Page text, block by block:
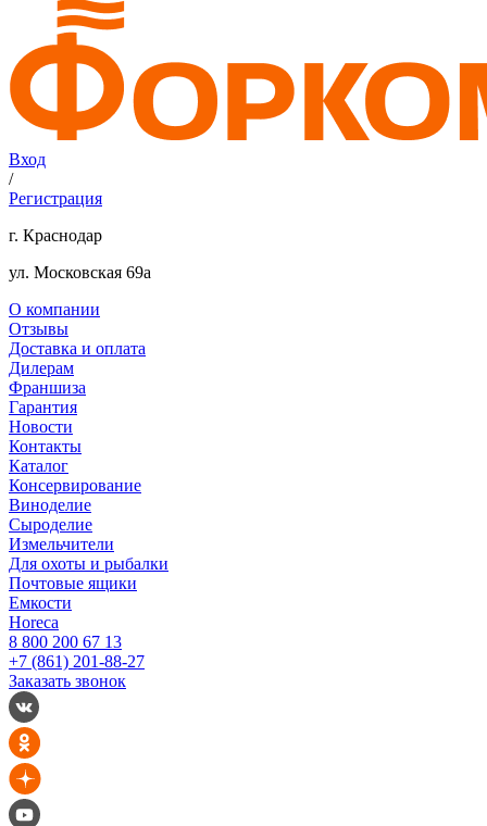
Вход
/
Регистрация
г. Краснодар
ул. Московская 69а
О компании
Отзывы
Доставка и оплата
Дилерам
Франшиза
Гарантия
Новости
Контакты
Каталог
Консервирование
Виноделие
Сыроделие
Измельчители
Для охоты и рыбалки
Почтовые ящики
Емкости
Horeca
8 800 200 67 13
+7 (861) 201-88-27
Заказать звонок